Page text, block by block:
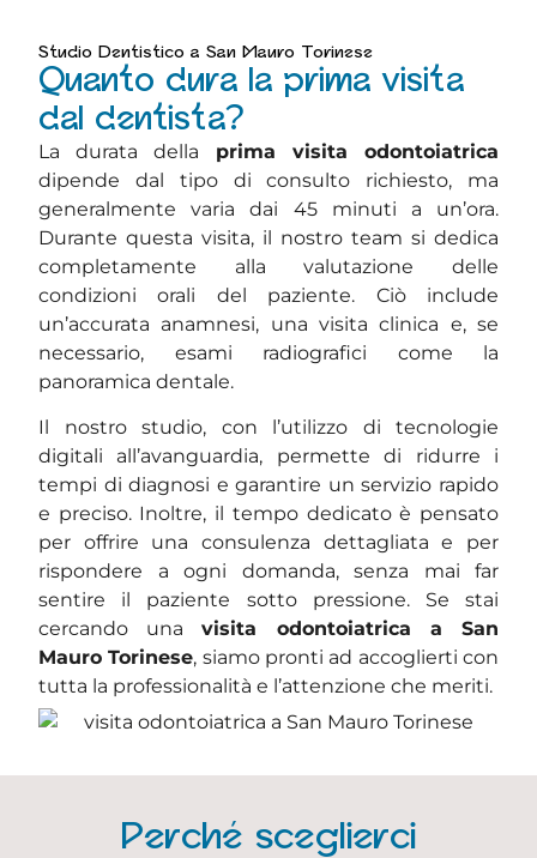
Studio Dentistico a San Mauro Torinese
Quanto dura la prima visita
dal dentista?
La durata della prima visita odontoiatrica
dipende dal tipo di consulto richiesto, ma
generalmente varia dai 45 minuti a un’ora.
Durante questa visita, il nostro team si dedica
completamente alla valutazione delle
condizioni orali del paziente. Ciò include
un’accurata anamnesi, una visita clinica e, se
necessario, esami radiografici come la
panoramica dentale.
Il nostro studio, con l’utilizzo di tecnologie
digitali all’avanguardia, permette di ridurre i
tempi di diagnosi e garantire un servizio rapido
e preciso. Inoltre, il tempo dedicato è pensato
per offrire una consulenza dettagliata e per
rispondere a ogni domanda, senza mai far
sentire il paziente sotto pressione. Se stai
cercando unavisita odontoiatrica a San
Mauro Torinese, siamo pronti ad accoglierti con
tutta la professionalità e l’attenzione che meriti.
Perché sceglierci